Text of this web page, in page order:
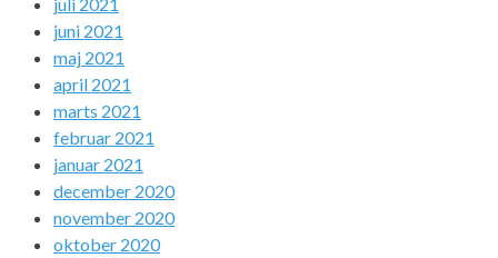
juni 2021
maj 2021
april 2021
marts 2021
februar 2021
januar 2021
december 2020
november 2020
oktober 2020